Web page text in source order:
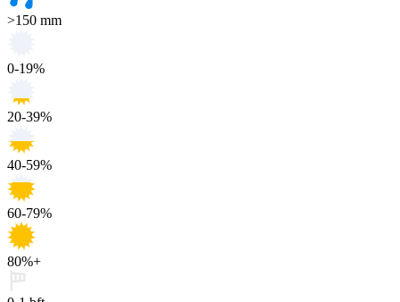
>150 mm
0-19%
20-39%
40-59%
60-79%
80%+